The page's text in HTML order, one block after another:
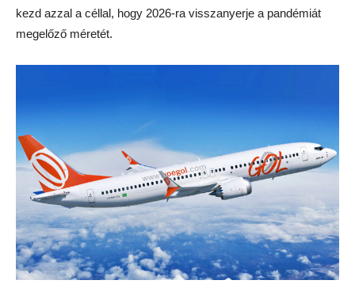
kezd azzal a céllal, hogy 2026-ra visszanyerje a pandémiát
megelőző méretét.